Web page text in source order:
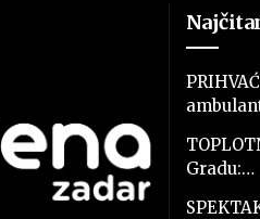
Gradu:…